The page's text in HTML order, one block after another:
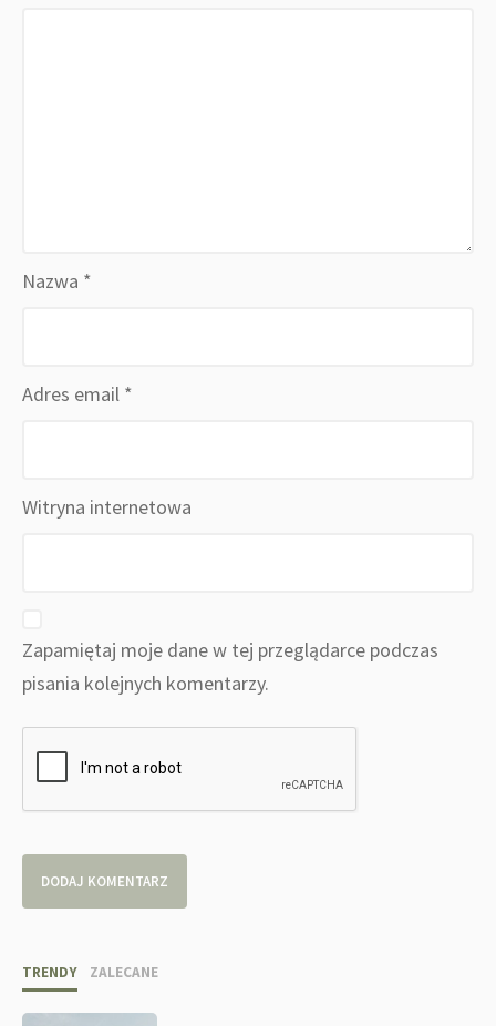
Nazwa *
Adres email *
Witryna internetowa
Zapamiętaj moje dane w tej przeglądarce podczas
pisania kolejnych komentarzy.
TRENDY ZALECANE